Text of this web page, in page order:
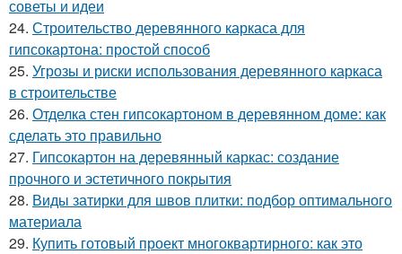
советы и идеи
24. Строительство деревянного каркаса для
гипсокартона: простой способ
25. Угрозы и риски использования деревянного каркаса
в строительстве
26. Отделка стен гипсокартоном в деревянном доме: как
сделать это правильно
27. Гипсокартон на деревянный каркас: создание
прочного и эстетичного покрытия
28. Виды затирки для швов плитки: подбор оптимального
материала
29. Купить готовый проект многоквартирного: как это